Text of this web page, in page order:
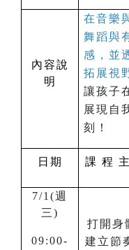
內容說
明
在音樂
舞蹈與
感，並
拓展視
讓孩子
展現自
刻！
日期 課 程
7/1(週
三)
09:00-
打開身
建立節